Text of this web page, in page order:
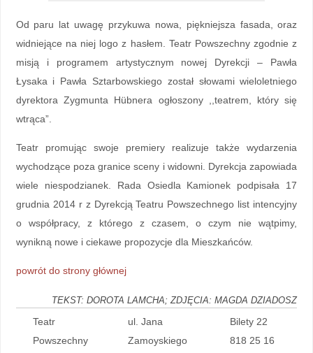
Od paru lat uwagę przykuwa nowa, piękniejsza fasada, oraz
widniejące na niej logo z hasłem. Teatr Powszechny zgodnie z
misją i programem artystycznym nowej Dyrekcji – Pawła
Łysaka i Pawła Sztarbowskiego został słowami wieloletniego
dyrektora Zygmunta Hübnera ogłoszony ,,teatrem, który się
wtrąca”.
Teatr promując swoje premiery realizuje także wydarzenia
wychodzące poza granice sceny i widowni. Dyrekcja zapowiada
wiele niespodzianek. Rada Osiedla Kamionek podpisała 17
grudnia 2014 r z Dyrekcją Teatru Powszechnego list intencyjny
o współpracy, z którego z czasem, o czym nie wątpimy,
wynikną nowe i ciekawe propozycje dla Mieszkańców.
powrót do strony głównej
TEKST: DOROTA LAMCHA; ZDJĘCIA: MAGDA DZIADOSZ
Teatr
Powszechny
ul. Jana
Zamoyskiego
Bilety 22
818 25 16